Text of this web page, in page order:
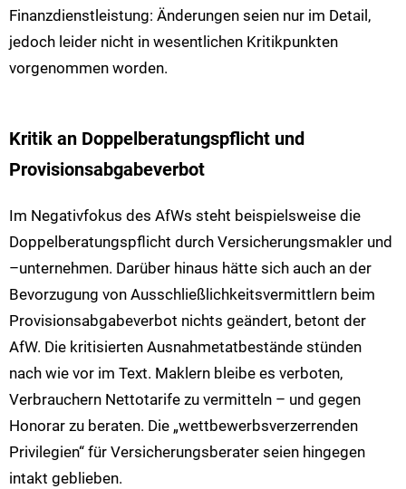
Finanzdienstleistung: Änderungen seien nur im Detail,
jedoch leider nicht in wesentlichen Kritikpunkten
vorgenommen worden.
Kritik an Doppelberatungspflicht und
Provisionsabgabeverbot
Im Negativfokus des AfWs steht beispielsweise die
Doppelberatungspflicht durch Versicherungsmakler und
–unternehmen. Darüber hinaus hätte sich auch an der
Bevorzugung von Ausschließlichkeitsvermittlern beim
Provisionsabgabeverbot nichts geändert, betont der
AfW. Die kritisierten Ausnahmetatbestände stünden
nach wie vor im Text. Maklern bleibe es verboten,
Verbrauchern Nettotarife zu vermitteln – und gegen
Honorar zu beraten. Die „wettbewerbsverzerrenden
Privilegien“ für Versicherungsberater seien hingegen
intakt geblieben.